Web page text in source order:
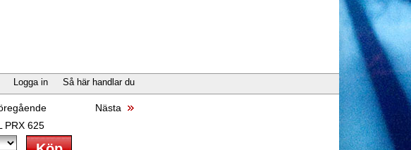
Logga in Så här handlar du
Nästa
PRX 625